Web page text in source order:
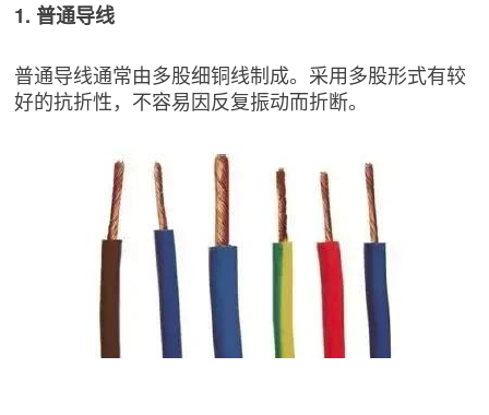
1. 普通导线
普通导线通常由多股细铜线制成。采用多股形式有较
好的抗折性，不容易因反复振动而折断。